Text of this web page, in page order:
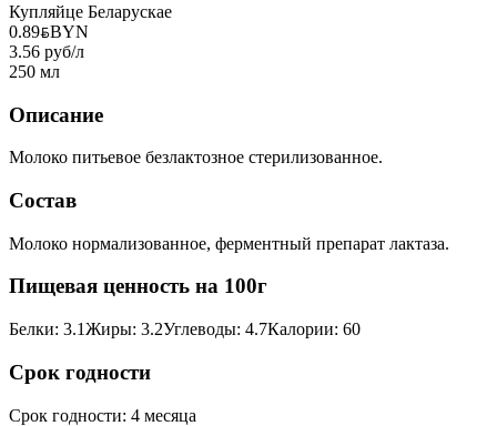
Купляйце Беларускае
0.89BYNBYN
3.56 руб/л
250 мл
Описание
Молоко питьевое безлактозное стерилизованное.
Состав
Молоко нормализованное, ферментный препарат лактаза.
Пищевая ценность на 100г
Белки: 3.1Жиры: 3.2Углеводы: 4.7Калории: 60
Срок годности
Срок годности: 4 месяца